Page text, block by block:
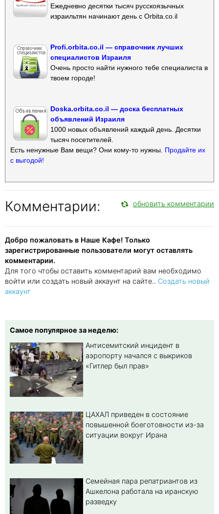
Ежедневно десятки тысяч русскоязычных
израильтян начинают день с Orbita.co.il
Profi.orbita.co.il — справочник лучших
специалистов Израиля
Очень просто найти нужного тебе специалиста в
твоем городе!
Doska.orbita.co.il — доска бесплатных
объявлений Израиля
1000 новых объявлений каждый день. Десятки
тысяч посетителей.
Есть ненужные Вам вещи? Они кому-то нужны. Продайте их
с выгодой!
Комментарии: обновить комментарии
Добро пожаловать в Наше Кафе! Только
зарегистрированные пользователи могут оставлять
комментарии.
Для того чтобы оставить комментарий вам необходимо
войти или создать новый аккаунт на сайте.. Создать новый
аккаунт
Самое популярное за неделю:
Антисемитский инцидент в
аэропорту начался с выкриков
«Гитлер был прав»
ЦАХАЛ приведен в состояние
повышенной боеготовности из-за
ситуации вокруг Ирана
Семейная пара репатриантов из
Ашкелона работала на иранскую
разведку